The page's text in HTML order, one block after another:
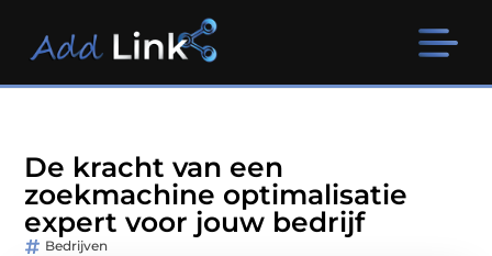
De kracht van een
zoekmachine optimalisatie
expert voor jouw bedrijf
Bedrijven